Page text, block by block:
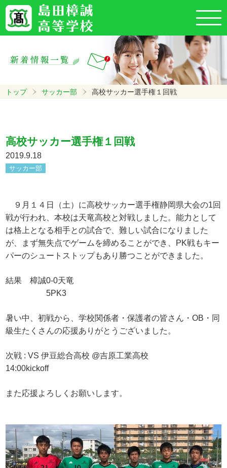
トップ サッカー部 高校サッカー選手権１回戦
高校サッカー選手権１回戦
2019.9.18
サッカー部
９月１４日（土）に高校サッカー選手権静岡県大会の1回
戦が行われ、本校は天竜高校と対戦しました。能力として
は格上となる相手との試合で、難しい試合になりました
が、まず無失点でゲームを締めることができ、PK戦もキー
パーのシュートストップもあり勝つことができました。
結果 樟誠0-0天竜
5PK3
暑い中、初戦から、学校関係者・保護者の皆さん・OB・同
級生たくさんの応援ありがとうございました。
次戦 : VS 伊豆総合高校 @吉原工業高校
14:00kickoff
また応援よろしくお願いします。